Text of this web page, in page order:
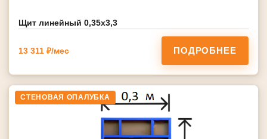
Щит линейный 0,35х3,3
13 311 ₽/мес ПОДРОБНЕЕ
СТЕНОВАЯ ОПАЛУБКА